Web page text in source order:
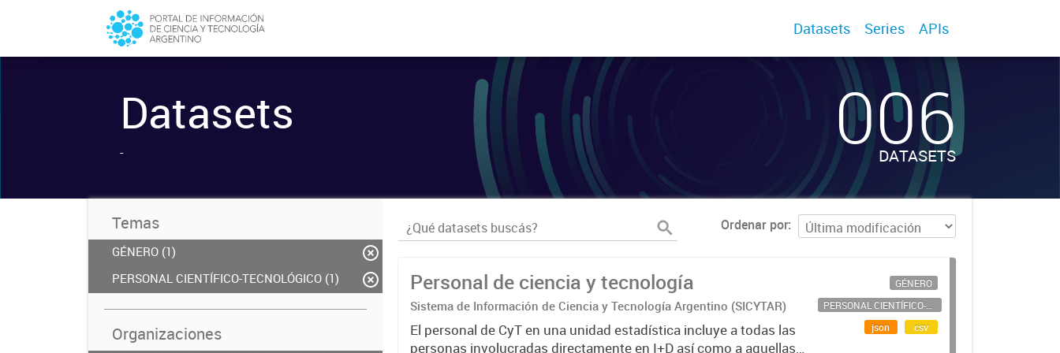
Datasets Series APIs
Datasets
- 006
DATASETS
Temas
GÉNERO (1)
PERSONAL CIENTÍFICO-TECNOLÓGICO (1)
Organizaciones
Ordenar por
Personal de ciencia y tecnología
Sistema de Información de Ciencia y Tecnología Argentino (SICYTAR)
El personal de CyT en una unidad estadística incluye a todas las
personas involucradas directamente en I+D así como a aquellas
GÉNERO
PERSONAL CIENTÍFICO-TECNOLÓGICO
json
csv